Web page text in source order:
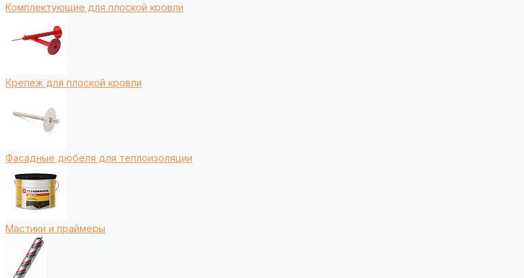
Комплектующие для плоской кровли
Крепеж для плоской кровли
Фасадные дюбеля для теплоизоляции
Мастики и праймеры